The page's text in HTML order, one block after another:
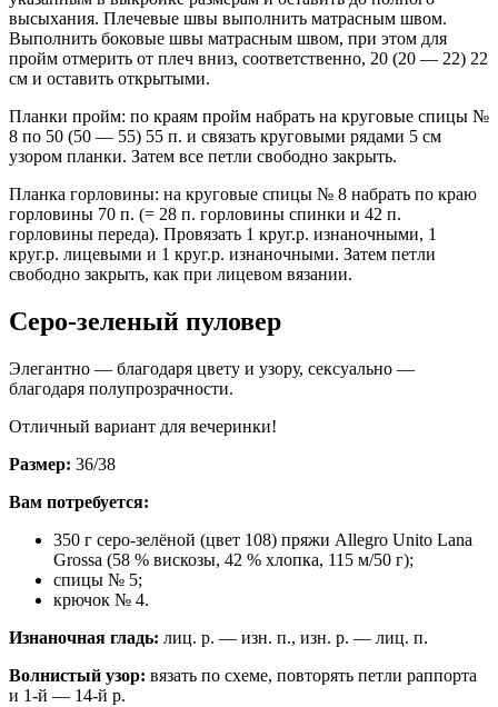
высыхания. Плечевые швы выполнить матрасным швом.
Выполнить боковые швы матрасным швом, при этом для
пройм отмерить от плеч вниз, соответственно, 20 (20 — 22) 22
см и оставить открытыми.
Планки пройм: по краям пройм набрать на круговые спицы №
8 по 50 (50 — 55) 55 п. и связать круговыми рядами 5 см
узором планки. Затем все петли свободно закрыть.
Планка горловины: на круговые спицы № 8 набрать по краю
горловины 70 п. (= 28 п. горловины спинки и 42 п.
горловины переда). Провязать 1 круг.р. изнаночными, 1
круг.р. лицевыми и 1 круг.р. изнаночными. Затем петли
свободно закрыть, как при лицевом вязании.
Серо-зеленый пуловер
Элегантно — благодаря цвету и узору, сексуально —
благодаря полупрозрачности.
Отличный вариант для вечеринки!
Размер: 36/38
Вам потребуется:
350 г серо-зелёной (цвет 108) пряжи Allegro Unito Lana
Grossa (58 % вискозы, 42 % хлопка, 115 м/50 г);
спицы № 5;
крючок № 4.
Изнаночная гладь: лиц. р. — изн. п., изн. р. — лиц. п.
Волнистый узор: вязать по схеме, повторять петли раппорта
и 1-й — 14-й р.